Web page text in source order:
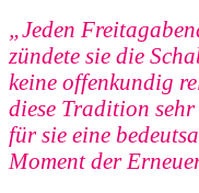
„Jeden
zündete sie die
keine offenkundig
diese Tradition
für sie eine
Moment der